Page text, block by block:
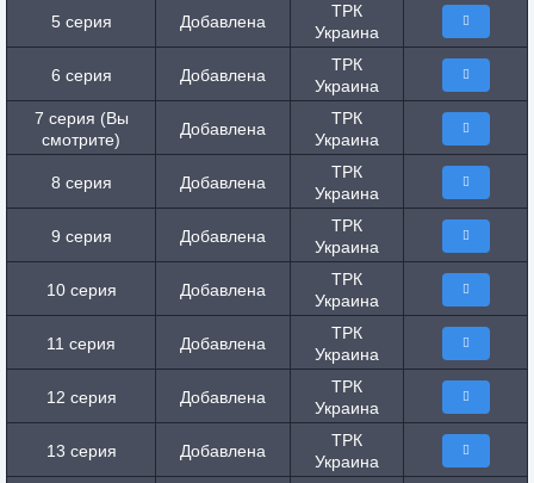
5 серия Добавлена
ТРК
Украина
6 серия Добавлена
ТРК
Украина
7 серия (Вы
смотрите)
Добавлена
ТРК
Украина
8 серия Добавлена
ТРК
Украина
9 серия Добавлена
ТРК
Украина
10 серия Добавлена
ТРК
Украина
11 серия Добавлена
ТРК
Украина
12 серия Добавлена
ТРК
Украина
13 серия Добавлена
ТРК
Украина